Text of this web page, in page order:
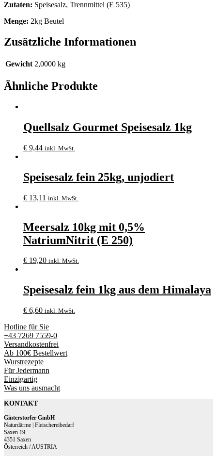
Zutaten: Speisesalz, Trennmittel (E 535)
Menge: 2kg Beutel
Zusätzliche Informationen
Gewicht 2,0000 kg
Ähnliche Produkte
Quellsalz Gourmet Speisesalz 1kg
€ 9,44 inkl. MwSt.
Speisesalz fein 25kg, unjodiert
€ 13,11 inkl. MwSt.
Meersalz 10kg mit 0,5%
NatriumNitrit (E 250)
€ 19,20 inkl. MwSt.
Speisesalz fein 1kg aus dem Himalaya
€ 6,60 inkl. MwSt.
Hotline für Sie
+43 7269 7559-0
Versandkostenfrei
Ab 100€ Bestellwert
Wurstrezepte
Für Jedermann
Einzigartig
Was uns ausmacht
KONTAKT
Ginterstorfer GmbH
Naturdärme | Fleischereibedarf
Saxen 19
4351 Saxen
Österreich / AUSTRIA